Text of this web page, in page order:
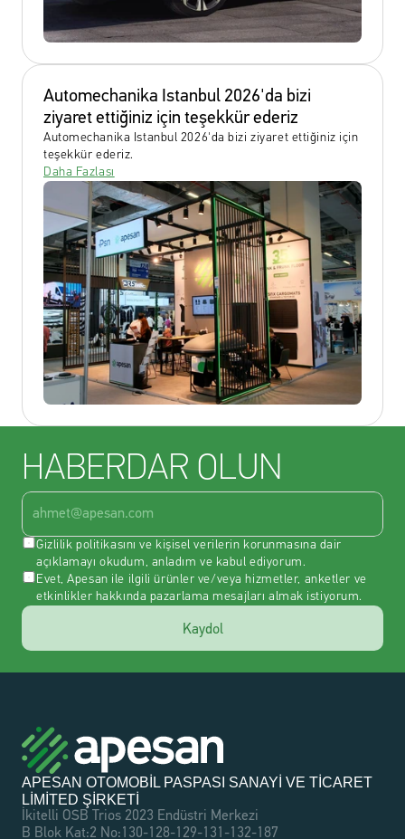
Automechanika Istanbul 2026'da bizi
ziyaret ettiğiniz için teşekkür ederiz
Automechanika Istanbul 2026'da bizi ziyaret ettiğiniz için
teşekkür ederiz.
Daha Fazlası
HABERDAR OLUN
Gizlilik politikasını ve kişisel verilerin korunmasına dair
açıklamayı okudum, anladım ve kabul ediyorum.
Evet, Apesan ile ilgili ürünler ve/veya hizmetler, anketler ve
etkinlikler hakkında pazarlama mesajları almak istiyorum.
Kaydol
APESAN OTOMOBİL PASPASI SANAYİ VE TİCARET
LİMİTED ŞİRKETİ
İkitelli OSB Trios 2023 Endüstri Merkezi
B Blok Kat:2 No:130-128-129-131-132-187